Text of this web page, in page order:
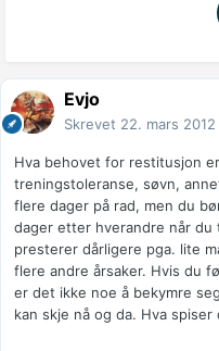
Evjo
Skrevet 22. mars 2012
Hva behovet for restitusjon
treningstoleranse, søvn,
flere dager på rad, men du
dager etter hverandre når
presterer dårligere pga. lite
flere andre årsaker. Hvis du
er det ikke noe å bekymre
kan skje nå og da. Hva